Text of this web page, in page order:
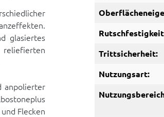
glasiertes
anpolierter
Flecken
Trittsicherheit:
Nutzungsart: